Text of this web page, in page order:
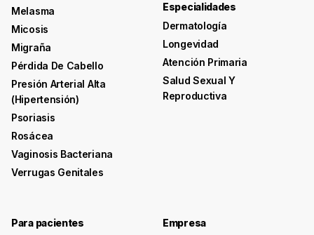
Melasma
Micosis
Migraña
Pérdida De Cabello
Presión Arterial Alta
(hipertensión)
Psoriasis
Rosácea
Vaginosis Bacteriana
Verrugas Genitales
Especialidades
Dermatología
Longevidad
Atención Primaria
Salud Sexual Y
Reproductiva
Para pacientes
Empresa